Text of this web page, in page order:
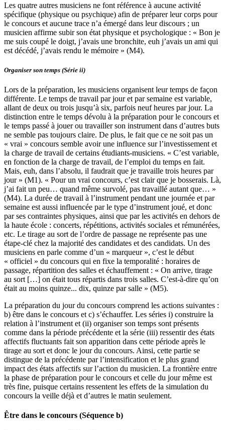
Les quatre autres musiciens ne font référence à aucune activité
spécifique (physique ou psychique) afin de préparer leur corps pour
le concours et aucune trace n’a émergé dans leur discours ; un
musicien affirme subir son état physique et psychologique : « Bon je
me suis coupé le doigt, j’avais une bronchite, euh j’avais un ami qui
est décédé, j’avais rendu le mémoire » (M4).
Organiser son temps (Série ii)
Lors de la préparation, les musiciens organisent leur temps de façon
différente. Le temps de travail par jour et par semaine est variable,
allant de deux ou trois jusqu’à six, parfois neuf heures par jour. La
distinction entre le temps dévolu à la préparation pour le concours et
le temps passé à jouer ou travailler son instrument dans d’autres buts
ne semble pas toujours claire. De plus, le fait que ce ne soit pas un
« vrai » concours semble avoir une influence sur l’investissement et
la charge de travail de certains étudiants-musiciens. « C’est variable,
en fonction de la charge de travail, de l’emploi du temps en fait.
Mais, euh, dans l’absolu, il faudrait que je travaille trois heures par
jour » (M1). « Pour un vrai concours, c’est clair que je bosserais. Là,
j’ai fait un peu… quand même survolé, pas travaillé autant que… »
(M4). La durée de travail à l’instrument pendant une journée et par
semaine est aussi influencée par le type d’instrument joué, et donc
par ses contraintes physiques, ainsi que par les activités en dehors de
la haute école : concerts, répétitions, activités sociales et rémunérées,
etc. Le tirage au sort de l’ordre de passage ne représente pas une
étape-clé chez la majorité des candidates et des candidats. Un des
musiciens en parle comme d’un « marqueur », c’est le début
« officiel » du concours qui en fixe la temporalité : horaires de
passage, répartition des salles et échauffement : « On arrive, tirage
au sort […] on était tous répartis dans trois salles. C’est-à-dire qu’on
était au moins quinze... dix, quinze par salle » (M5).
La préparation du jour du concours comprend les actions suivantes :
b) être dans le concours et c) s’échauffer. Les séries i) construire la
relation à l’instrument et (ii) organiser son temps sont présents
comme dans la période précédente et la série (iii) ressentir des états
affectifs fluctuants fait son apparition dans cette période après le
tirage au sort et donc le jour du concours. Ainsi, cette partie se
distingue de la précédente par l’intensification et le plus grand
impact des états affectifs sur l’action du musicien. La frontière entre
la phase de préparation pour le concours et celle du jour même est
très fine, puisque certains ressentent les effets de la simulation du
concours la veille déjà et d’autres le matin seulement.
Être dans le concours (Séquence b)